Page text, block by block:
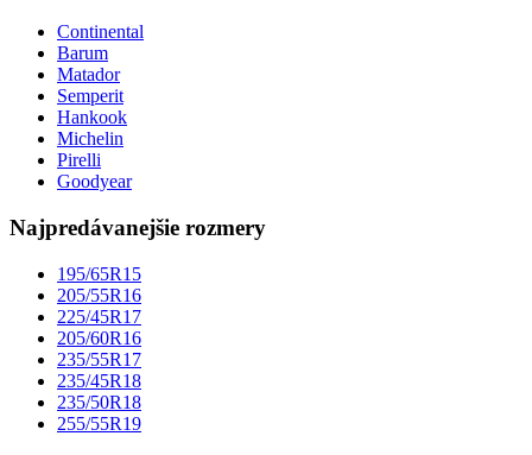
Continental
Barum
Matador
Semperit
Hankook
Michelin
Pirelli
Goodyear
Najpredávanejšie rozmery
195/65R15
205/55R16
225/45R17
205/60R16
235/55R17
235/45R18
235/50R18
255/55R19